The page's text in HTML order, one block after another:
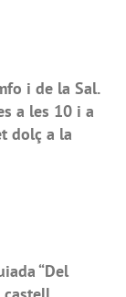
i de la Sal.
a les 10 i a
dolç a la
“Del